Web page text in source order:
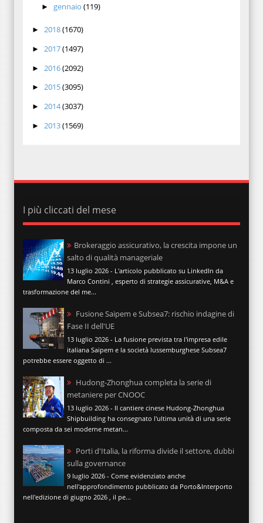
► gennaio (119)
► 2018(1670)
► 2017(1497)
► 2016(2092)
► 2015(3095)
► 2014(3037)
► 2013(1569)
I più cliccati del mese
Brokeraggio assicurativo, la crescita impone un
salto di qualità manageriale
13 luglio 2026 - L'articolo pubblicato su LinkedIn da
Marco Contini , esperto di strategie assicurative, M&A e
trasformazione del me...
Fusione Saipem e Subsea7: rischio indagine di
Fase II dell'UE
13 luglio 2026 - La fusione prevista tra l'impresa edile
italiana Saipem e la società lussemburghese Subsea7
potrebbe essere oggetto di ...
Hudong-Zhonghua completa la serie di
metaniere per CNOOC
13 luglio 2026 - Il cantiere cinese Hudong-Zhonghua
Shipbuilding ha consegnato l'ultima unità di una serie
composta da sei moderne metan...
Porti d'Italia, la riforma divide il settore, dubbi
sulla governance
9 luglio 2026 - Come evidenziato anche
nell'approfondimento pubblicato da Porto&Interporto
nell'edizione di giugno 2026 , il pe...